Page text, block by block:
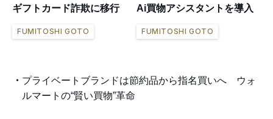
ギフトカード詐欺に移行
FUMITOSHI GOTO
Ai買物アシスタントを導入
FUMITOSHI GOTO
プライベートブランドは節約品から指名買いへ ウォ
ルマートの“賢い買物”革命